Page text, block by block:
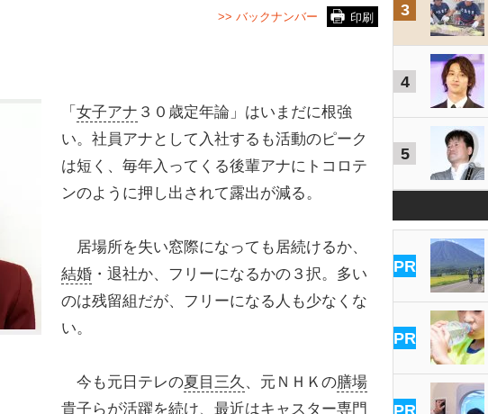
印刷
>> バックナンバー
「 女子アナ ３０歳定年論」はいまだに根強
い。社員アナとして入社するも活動のピーク
は短く、毎年入ってくる後輩アナにトコロテ
ンのように押し出されて露出が減る。
居場所を失い窓際になっても居続けるか、
結婚 ・退社か、フリーになるかの３択。多い
のは残留組だが、フリーになる人も少なくな
い。
今も元日テレの夏目三久 、元ＮＨＫの膳場
貴子 らが活躍を続け、最近はキャスター専門
3
4
5
PR
PR
PR